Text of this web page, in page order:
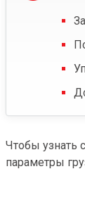
Чтобы узнать
параметры